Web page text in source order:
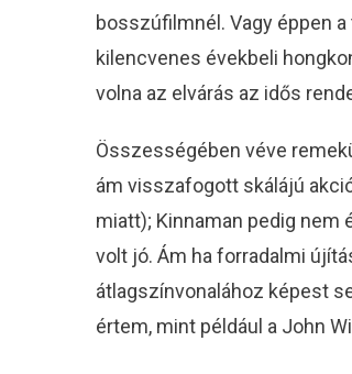
bosszúfilmnél. Vagy éppen
kilencvenes évekbeli
volna az elvárás az idős
Összességében véve
ám visszafogott skálájú
miatt); Kinnaman pedig nem
volt jó. Ám ha forradalmi
átlagszínvonalához képest
értem, mint például a John